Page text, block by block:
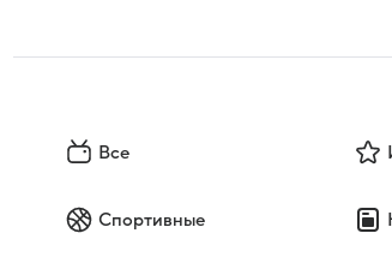
Все
Спортивные